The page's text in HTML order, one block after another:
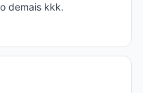
demais kkk.